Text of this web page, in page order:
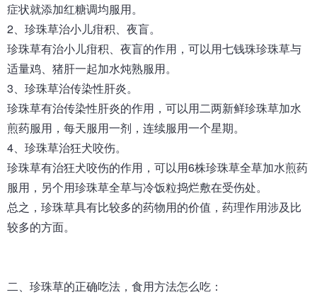
症状就添加红糖调均服用。
2、珍珠草治小儿疳积、夜盲。
珍珠草有治小儿疳积、夜盲的作用，可以用七钱珠珍珠草与
适量鸡、猪肝一起加水炖熟服用。
3、珍珠草治传染性肝炎。
珍珠草有治传染性肝炎的作用，可以用二两新鲜珍珠草加水
煎药服用，每天服用一剂，连续服用一个星期。
4、珍珠草治狂犬咬伤。
珍珠草有治狂犬咬伤的作用，可以用6株珍珠草全草加水煎药
服用，另个用珍珠草全草与冷饭粒捣烂敷在受伤处。
总之，珍珠草具有比较多的药物用的价值，药理作用涉及比
较多的方面。
二、 珍珠草的正确吃法，食用方法怎么吃：